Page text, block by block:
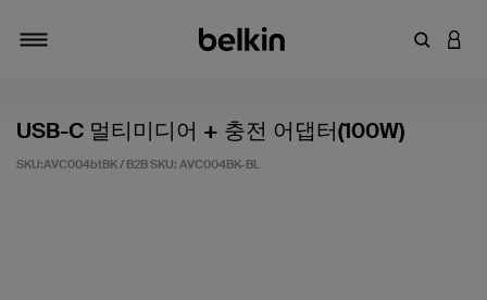
키워드
USB-C 멀티미디어 + 충전 어댑터(100W)
SKU:AVC004btBK / B2B SKU: AVC004BK-BL